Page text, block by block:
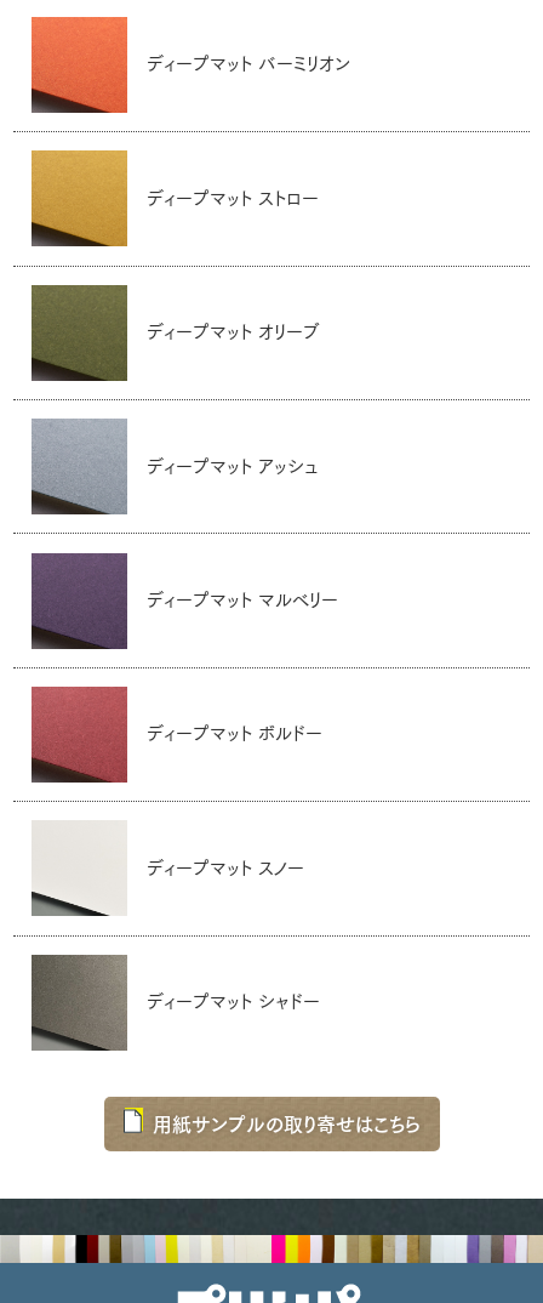
ディープマット バーミリオン
ディープマット ストロー
ディープマット オリーブ
ディープマット アッシュ
ディープマット マルベリー
ディープマット ボルドー
ディープマット スノー
ディープマット シャドー
用紙サンプルの取り寄せはこちら